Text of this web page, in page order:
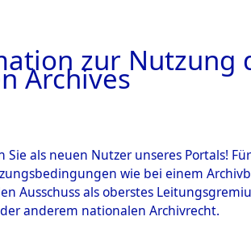
zur Nutzung
Archives
Sie als neuen Nutzer unseres Portals!
wie bei einem
Ausschuss als oberstes
anderem nationalen Archivrecht.